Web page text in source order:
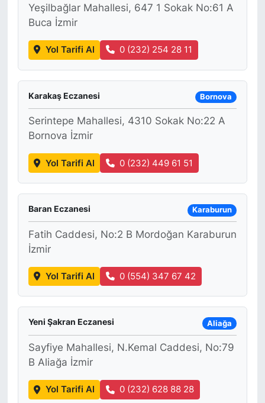
Yeşilbağlar Mahallesi, 647 1 Sokak No:61 A
Buca İzmir
Yol Tarifi Al 0 (232) 254 28 11
Karakaş Eczanesi Bornova
Serintepe Mahallesi, 4310 Sokak No:22 A
Bornova İzmir
Yol Tarifi Al 0 (232) 449 61 51
Baran Eczanesi Karaburun
Fatih Caddesi, No:2 B Mordoğan Karaburun
İzmir
Yol Tarifi Al 0 (554) 347 67 42
Yeni Şakran Eczanesi Aliağa
Sayfiye Mahallesi, N.Kemal Caddesi, No:79
B Aliağa İzmir
Yol Tarifi Al 0 (232) 628 88 28